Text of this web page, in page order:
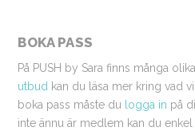
BOKA PASS
På PUSH by Sara finns många
utbud kan du läsa mer kring vad
boka pass måste du logga in på
inte ännu är medlem kan du enkel